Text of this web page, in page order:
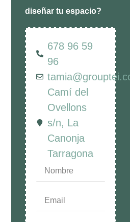
diseñar tu espacio?
678 96 59
96
Camí del
Ovellons
s/n, La
Canonja
Tarragona